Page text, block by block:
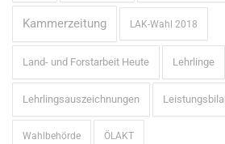
Kammerzeitung LAK-Wahl 2018
Land- und Forstarbeit Heute Lehrlinge
Lehrlingsauszeichnungen
Wahlbehörde ÖLAKT